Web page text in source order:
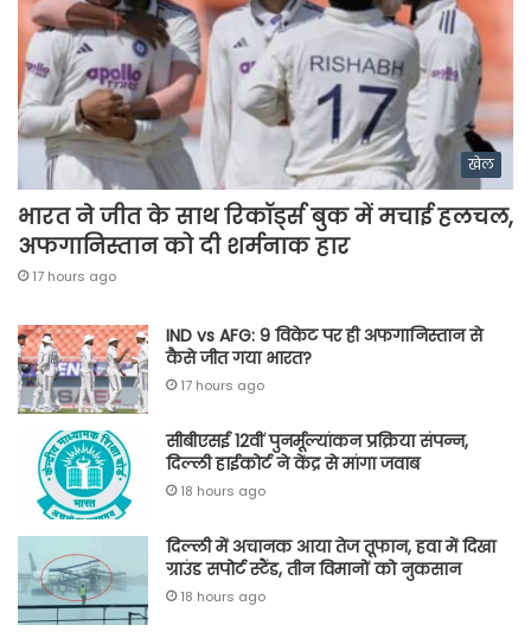
खेल
भारत ने जीत के साथ रिकॉर्ड्स बुक में मचाई हलचल,
अफगानिस्तान को दी शर्मनाक हार
17 hours ago
IND vs AFG: 9 विकेट पर ही अफगानिस्तान से
कैसे जीत गया भारत?
17 hours ago
सीबीएसई 12वीं पुनर्मूल्यांकन प्रक्रिया संपन्न,
दिल्ली हाईकोर्ट ने केंद्र से मांगा जवाब
18 hours ago
दिल्ली में अचानक आया तेज तूफान, हवा में दिखा
ग्राउंड सपोर्ट स्टैंड, तीन विमानों को नुकसान
18 hours ago